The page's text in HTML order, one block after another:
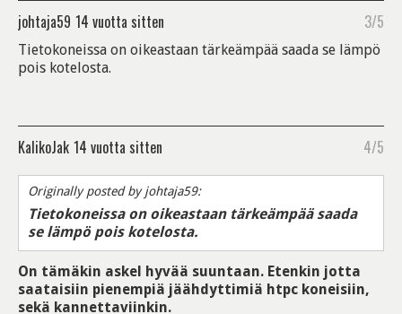
johtaja59 14 vuotta sitten 3/5
Tietokoneissa on oikeastaan tärkeämpää saada se lämpö
pois kotelosta.
KalikoJak 14 vuotta sitten 4/5
Originally posted by johtaja59:
Tietokoneissa on oikeastaan tärkeämpää saada
se lämpö pois kotelosta.
On tämäkin askel hyvää suuntaan. Etenkin jotta
saataisiin pienempiä jäähdyttimiä htpc koneisiin,
sekä kannettaviinkin.